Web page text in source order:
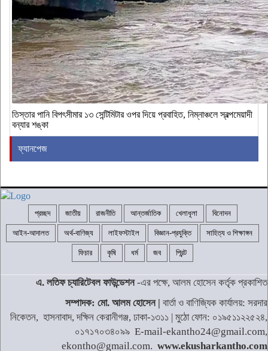
‎তিস্তার পানি বিপৎসীমার ১৩ সেন্টিমিটার ওপর দিয়ে প্রবাহিত, নিম্নাঞ্চলে স্বল্পমেয়াদী
বন্যার শঙ্কা
ফ্যানপেজ
প্রচ্ছদ জাতীয় রাজনীতি আন্তর্জাতিক খেলাধূলা বিনোদন
আইন-আদালত অর্থ-বাণিজ্য লাইফস্টাইল বিজ্ঞান-প্রযুক্তি সাহিত্য ও শিক্ষাঙ্গন
ফিচার কৃষি ধর্ম জব প্রিন্ট
এ. লতিফ চ্যারিটেবল ফাউন্ডেশন-এর পক্ষে, আলম হোসেন কর্তৃক প্রকাশিত
সম্পাদক: মো. আলম হোসেন | বার্তা ও বাণিজ্যিক কার্যালয়: সরদার
নিকেতন, হাসনাবাদ, দক্ষিন কেরানীগঞ্জ, ঢাকা-১৩১১ | মুঠো ফোন: ০১৯৫১১২২৫২৪,
০১৭১৭০৩৪০৯৯ E-mail-ekantho24@gmail.com,
ekontho@gmail.com. www.ekusharkantho.com